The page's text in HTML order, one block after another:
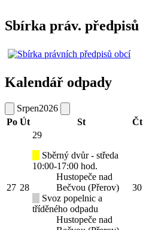
Sbírka práv. předpisů
Kalendář odpady
Srpen2026
Po Út St Čt
27 28
29
Sběrný dvůr - středa
10:00-17:00 hod.
Hustopeče nad
Bečvou (Přerov)
Svoz popelnic a
tříděného odpadu
Hustopeče nad
30